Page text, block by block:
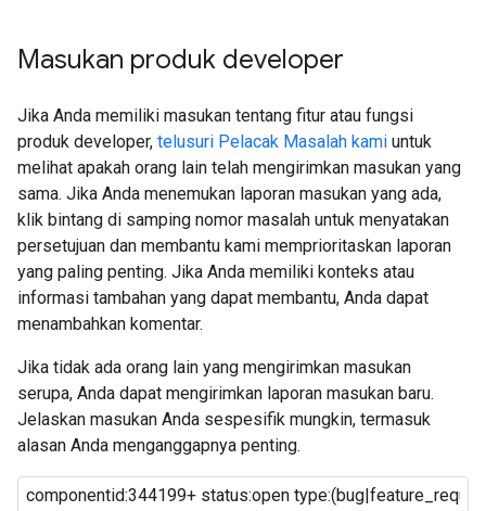
Masukan produk developer
Jika Anda memiliki masukan tentang fitur atau fungsi
produk developer, telusuri Pelacak Masalah kami untuk
melihat apakah orang lain telah mengirimkan masukan yang
sama. Jika Anda menemukan laporan masukan yang ada,
klik bintang di samping nomor masalah untuk menyatakan
persetujuan dan membantu kami memprioritaskan laporan
yang paling penting. Jika Anda memiliki konteks atau
informasi tambahan yang dapat membantu, Anda dapat
menambahkan komentar.
Jika tidak ada orang lain yang mengirimkan masukan
serupa, Anda dapat mengirimkan laporan masukan baru.
Jelaskan masukan Anda sespesifik mungkin, termasuk
alasan Anda menganggapnya penting.